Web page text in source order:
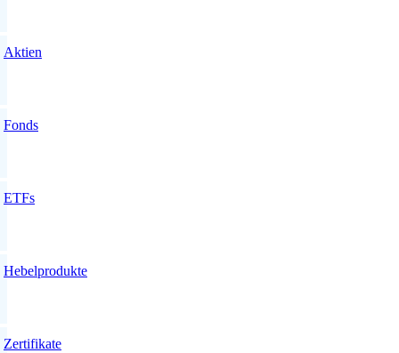
Aktien
Fonds
ETFs
Hebelprodukte
Zertifikate